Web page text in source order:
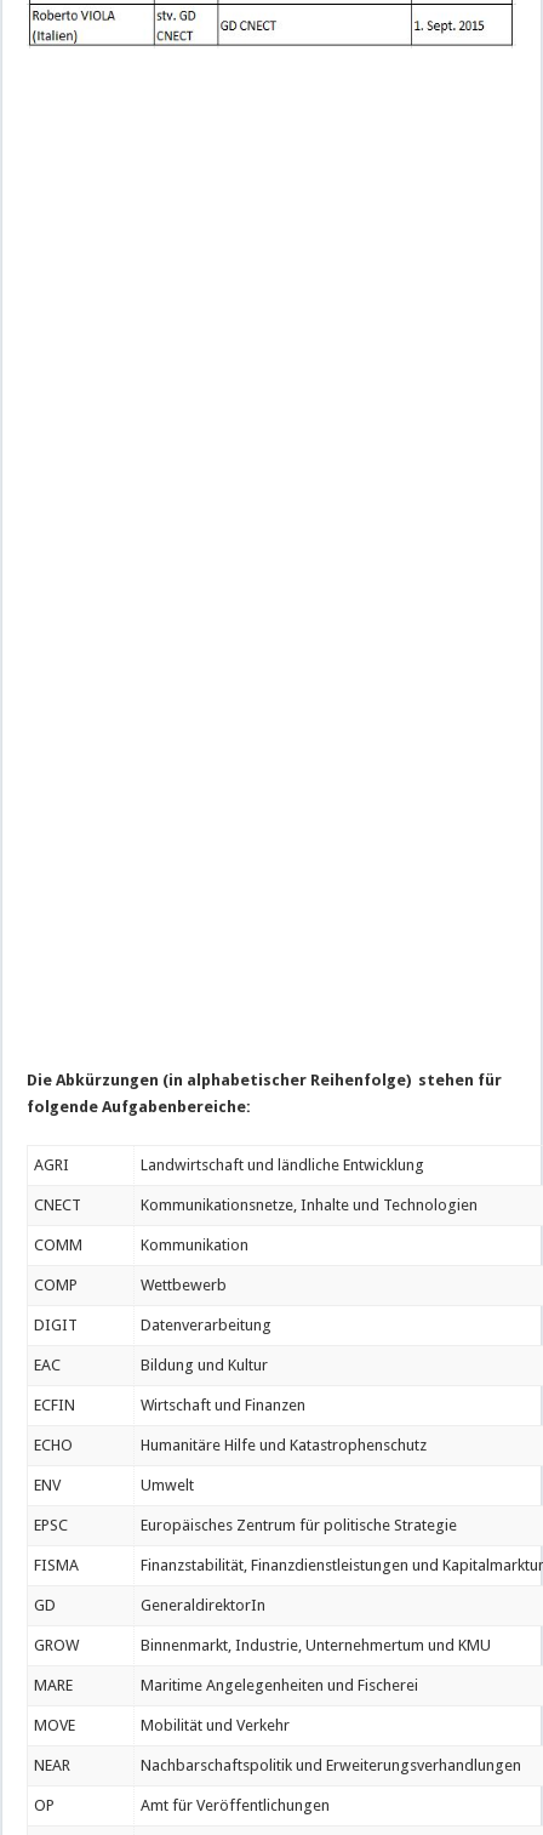
Die Abkürzungen (in alphabetischer Reihenfolge) stehen für
folgende Aufgabenbereiche:
AGRI Landwirtschaft und ländliche Entwicklung
CNECT Kommunikationsnetze, Inhalte und Technologien
COMM Kommunikation
COMP Wettbewerb
DIGIT Datenverarbeitung
EAC Bildung und Kultur
ECFIN Wirtschaft und Finanzen
ECHO Humanitäre Hilfe und Katastrophenschutz
ENV Umwelt
EPSC Europäisches Zentrum für politische Strategie
FISMA Finanzstabilität, Finanzdienstleistungen und
GD GeneraldirektorIn
GROW Binnenmarkt, Industrie, Unternehmertum und KMU
MARE Maritime Angelegenheiten und Fischerei
MOVE Mobilität und Verkehr
NEAR Nachbarschaftspolitik und Erweiterungsverhandlungen
OP Amt für Veröffentlichungen